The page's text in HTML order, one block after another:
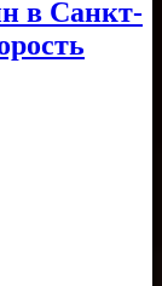
в Санкт-